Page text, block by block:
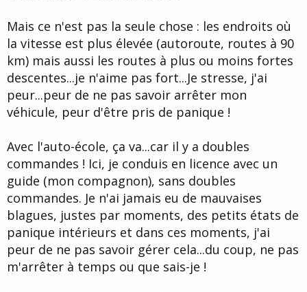
Mais ce n'est pas la seule chose : les endroits où
la vitesse est plus élevée (autoroute, routes à 90
km) mais aussi les routes à plus ou moins fortes
descentes...je n'aime pas fort...Je stresse, j'ai
peur...peur de ne pas savoir arrêter mon
véhicule, peur d'être pris de panique !
Avec l'auto-école, ça va...car il y a doubles
commandes ! Ici, je conduis en licence avec un
guide (mon compagnon), sans doubles
commandes. Je n'ai jamais eu de mauvaises
blagues, justes par moments, des petits états de
panique intérieurs et dans ces moments, j'ai
peur de ne pas savoir gérer cela...du coup, ne pas
m'arrêter à temps ou que sais-je !